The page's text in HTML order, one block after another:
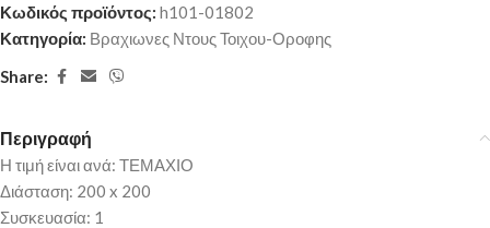
Κωδικός προϊόντος: h101-01802
Κατηγορία: Βραχιωνες Ντους Τοιχου-Οροφης
Share:
Περιγραφή
Η τιμή είναι ανά: ΤΕΜΑΧΙΟ
Διάσταση: 200 x 200
Συσκευασία: 1